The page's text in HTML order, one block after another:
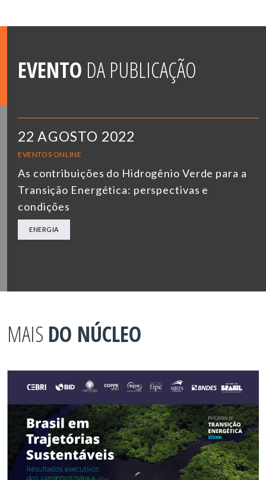
EVENTO DA PUBLICAÇÃO
22 AGOSTO 2022
EVENTOS ONLINE
As contribuições do Hidrogênio Verde para a
Transição Energética: perspectivas e
condições
ENERGIA
MAIS DO NÚCLEO